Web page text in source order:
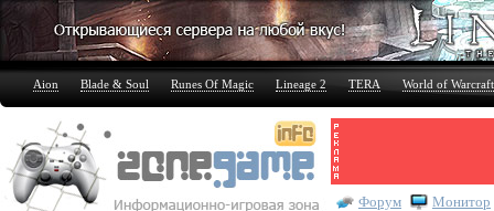
Aion Blade & Soul Runes Of Magic Lineage 2 TERA World of Warcraft
Форум Монитор